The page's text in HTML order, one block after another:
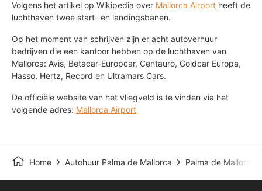
Volgens het artikel op Wikipedia over Mallorca Airport heeft de
luchthaven twee start- en landingsbanen.
Op het moment van schrijven zijn er acht autoverhuur
bedrijven die een kantoor hebben op de luchthaven van
Mallorca: Avis, Betacar-Europcar, Centauro, Goldcar Europa,
Hasso, Hertz, Record en Ultramars Cars.
De officiële website van het vliegveld is te vinden via het
volgende adres: Mallorca Airport
Home Autohuur Palma de Mallorca Palma de Mallorca